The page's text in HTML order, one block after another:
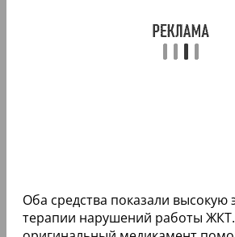
Оба средства показали высокую
терапии нарушений работы